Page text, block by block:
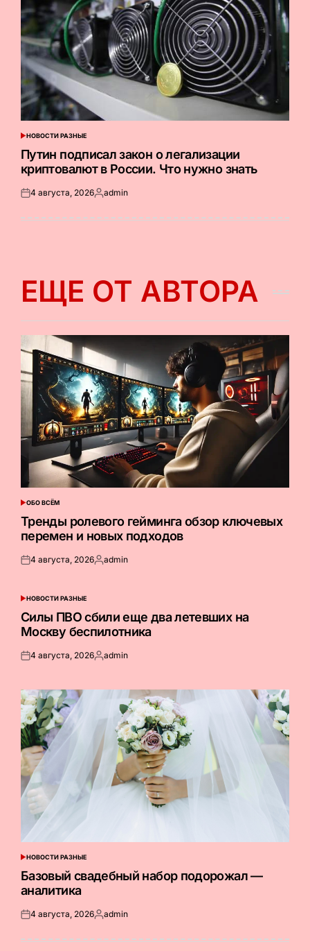
ОПУБЛИКОВАНО
В
НОВОСТИ РАЗНЫЕ
Путин подписал закон о легализации
криптовалют в России. Что нужно знать
Опубликовано
4 августа, 2026Запись
admin
ЕЩЕ ОТ АВТОРА
ОПУБЛИКОВАНО
В
ОБО ВСЁМ
Тренды ролевого гейминга обзор ключевых
перемен и новых подходов
Опубликовано
4 августа, 2026Запись
admin
ОПУБЛИКОВАНО
В
НОВОСТИ РАЗНЫЕ
Силы ПВО сбили еще два летевших на
Москву беспилотника
Опубликовано
4 августа, 2026Запись
admin
ОПУБЛИКОВАНО
В
НОВОСТИ РАЗНЫЕ
Базовый свадебный набор подорожал —
аналитика
Опубликовано
4 августа, 2026Запись
admin